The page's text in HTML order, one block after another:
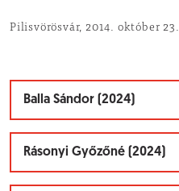
Pilisvörösvár, 2014. október 23.
Balla Sándor (2024)
Rásonyi Győzőné (2024)